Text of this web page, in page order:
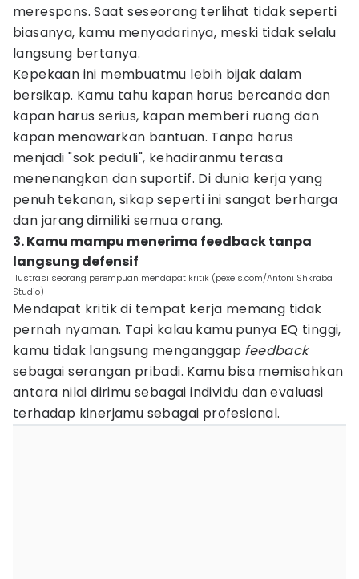
merespons. Saat seseorang terlihat tidak seperti
biasanya, kamu menyadarinya, meski tidak selalu
langsung bertanya.
Kepekaan ini membuatmu lebih bijak dalam
bersikap. Kamu tahu kapan harus bercanda dan
kapan harus serius, kapan memberi ruang dan
kapan menawarkan bantuan. Tanpa harus
menjadi "sok peduli", kehadiranmu terasa
menenangkan dan suportif. Di dunia kerja yang
penuh tekanan, sikap seperti ini sangat berharga
dan jarang dimiliki semua orang.
3. Kamu mampu menerima feedback tanpa
langsung defensif
ilustrasi seorang perempuan mendapat kritik (pexels.com/Antoni Shkraba
Studio)
Mendapat kritik di tempat kerja memang tidak
pernah nyaman. Tapi kalau kamu punya EQ tinggi,
kamu tidak langsung menganggap feedback
sebagai serangan pribadi. Kamu bisa memisahkan
antara nilai dirimu sebagai individu dan evaluasi
terhadap kinerjamu sebagai profesional.